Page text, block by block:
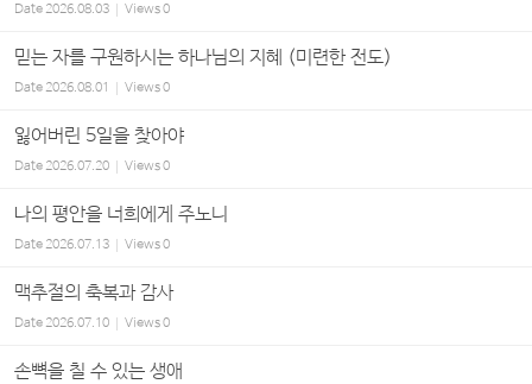
Date2026.08.03 Views0
믿는 자를 구원하시는 하나님의 지혜 (미련한 전도)
Date2026.08.01 Views0
잃어버린 5일을 찾아야
Date2026.07.20 Views0
나의 평안을 너희에게 주노니
Date2026.07.13 Views0
맥추절의 축복과 감사
Date2026.07.10 Views0
손뼉을 칠 수 있는 생애